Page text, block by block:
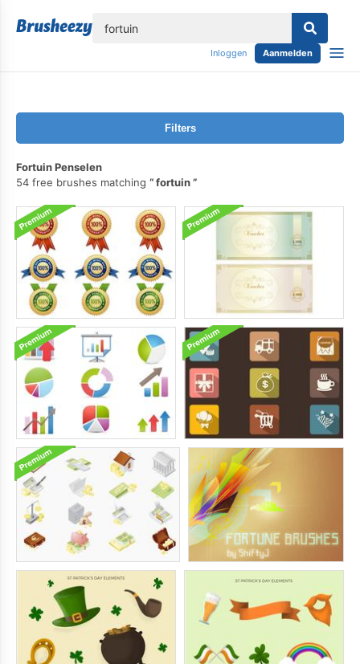
Inloggen Aanmelden
Filters
Fortuin Penselen
54 free brushes matching
fortuin